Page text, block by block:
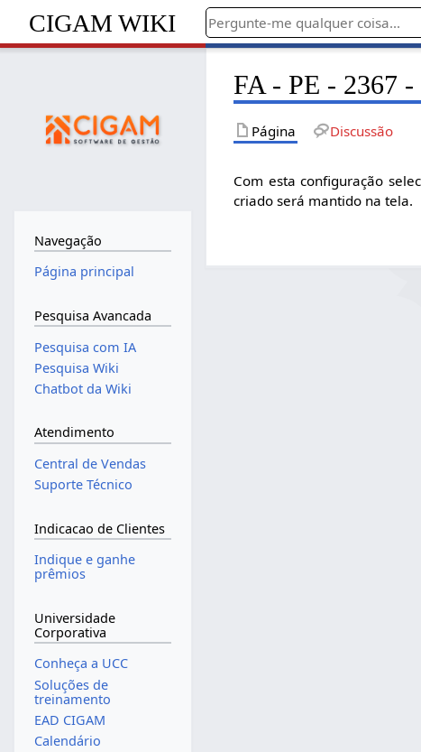
CIGAM WIKI
FA - PE - 2367 -
Página Discussão
Com esta configuração
criado será mantido na tela.
Navegação
Página principal
Pesquisa Avancada
Pesquisa com IA
Pesquisa Wiki
Chatbot da Wiki
Atendimento
Central de Vendas
Suporte Técnico
Indicacao de Clientes
Indique e ganhe
prêmios
Universidade
Corporativa
Conheça a UCC
Soluções de
treinamento
EAD CIGAM
Calendário